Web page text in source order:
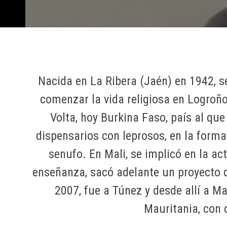
Nacida en La Ribera (Jaén) en
comenzar la vida religiosa en
Volta, hoy Burkina Faso, país al
dispensarios con leprosos, en la
senufo. En Mali, se implicó en la
enseñanza, sacó adelante un
2007, fue a Túnez y desde allí a
Mauritania, con